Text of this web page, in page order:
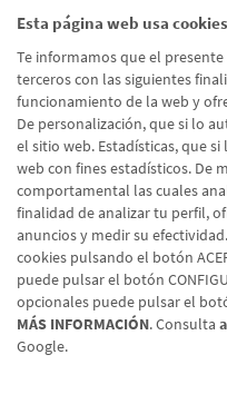
Esta página web usa cookies
Te informamos que el
terceros con las siguientes
funcionamiento de la web y
De personalización, que si lo
el sitio web. Estadísticas, que
web con fines estadísticos. De
comportamental las cuales
finalidad de analizar tu perfil,
anuncios y medir su
cookies pulsando el botón
puede pulsar el botón
opcionales puede pulsar el
MÁS INFORMACIÓN. Consulta
Google.
Aviso legal